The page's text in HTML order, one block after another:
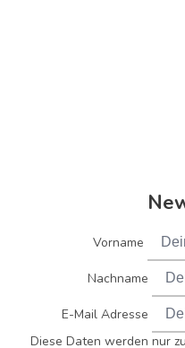
Vorname
Nachname
E-Mail Adresse
Diese Daten werden nur